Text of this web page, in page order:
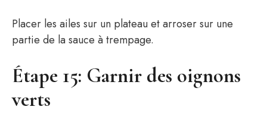
Placer les ailes sur un plateau et arroser sur une
partie de la sauce à trempage.
Étape 15: Garnir des oignons
verts